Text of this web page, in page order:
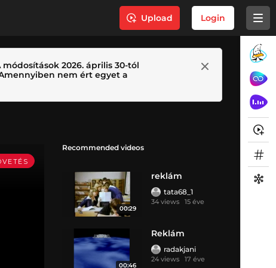
Upload Login
2026. április 30-tól
nem ért egyet a
Recommended videos
00:29
reklám
tata68_1
34 views 15 éve
00:46
Reklám
radakjani
24 views 17 éve